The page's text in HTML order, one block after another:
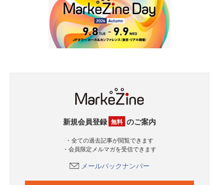
新規会員登録 無料 のご案内
・全ての過去記事が閲覧できます
・会員限定メルマガを受信できます
メールバックナンバー